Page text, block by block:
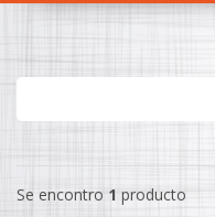
Se encontro 1 producto